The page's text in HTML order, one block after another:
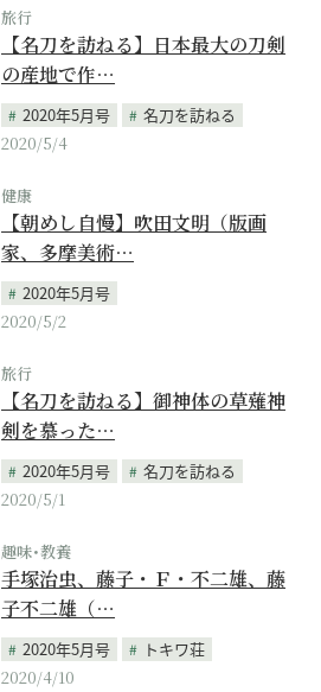
旅行
【名刀を訪ねる】日本最大の刀剣
の産地で作…
2020年5月号
名刀を訪ねる
2020/5/4
健康
【朝めし自慢】吹田文明（版画
家、多摩美術…
2020年5月号
2020/5/2
旅行
【名刀を訪ねる】御神体の草薙神
剣を慕った…
2020年5月号
名刀を訪ねる
2020/5/1
趣味･教養
手塚治虫、藤子・Ｆ・不二雄、藤
子不二雄（…
2020年5月号
トキワ荘
2020/4/10